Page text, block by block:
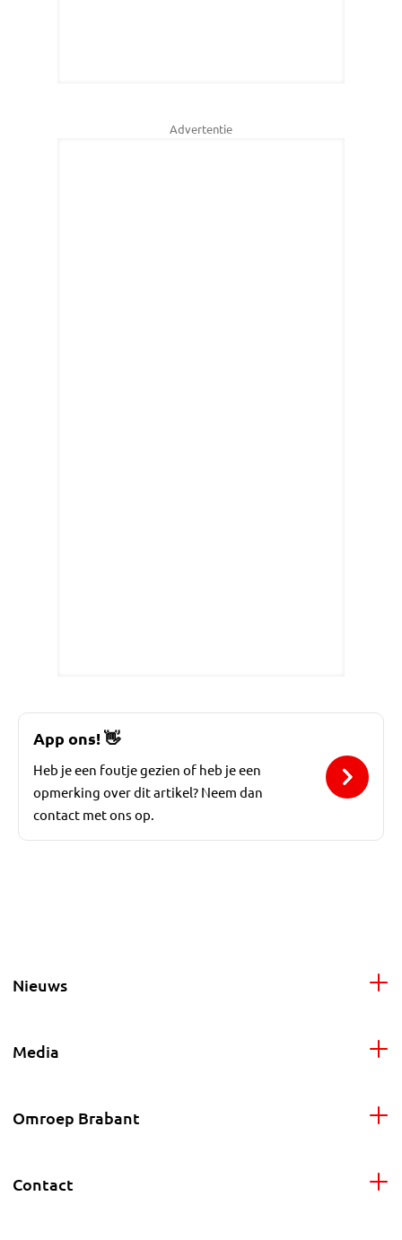
Advertentie
App ons!👋
Heb je een foutje gezien of heb je een
opmerking over dit artikel? Neem dan
contact met ons op.
Nieuws
Media
Omroep Brabant
Contact